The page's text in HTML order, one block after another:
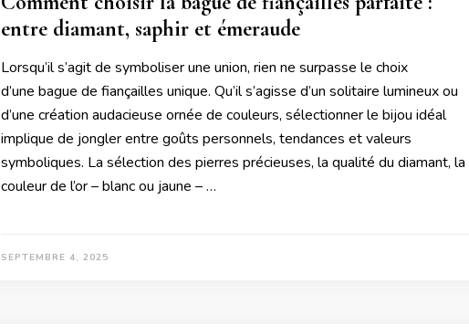
entre diamant, saphir et émeraude
Lorsqu’il s’agit de symboliser une union, rien ne surpasse le choix
d’une bague de fiançailles unique. Qu’il s’agisse d’un solitaire lumineux ou
d’une création audacieuse ornée de couleurs, sélectionner le bijou idéal
implique de jongler entre goûts personnels, tendances et valeurs
symboliques. La sélection des pierres précieuses, la qualité du diamant, la
couleur de l’or – blanc ou jaune – …
SEPTEMBRE 4, 2025